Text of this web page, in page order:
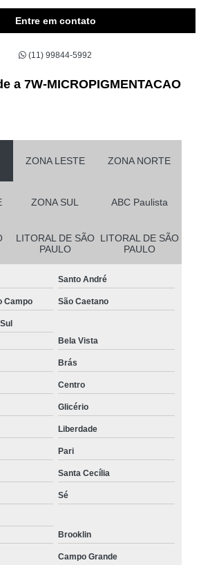
Entre em contato
(11) 99844-5992
a 7W-MICROPIGMENTACAO
ZONA LESTE ZONA NORTE
ZONA SUL ABC Paulista
LITORAL DE SÃO
PAULO
LITORAL DE SÃO
PAULO
Santo André
Campo São Caetano
Bela Vista
Brás
Centro
Glicério
Liberdade
Pari
Santa Cecília
Sé
Brooklin
Campo Grande